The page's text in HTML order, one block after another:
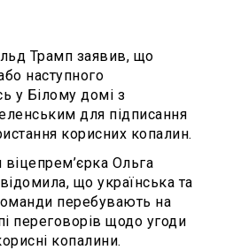
Трамп заявив, що
наступного
у Білому домі з
для підписання
корисних копалин.
Ольга
що українська та
перебувають на
переговорів щодо угоди
копалини.